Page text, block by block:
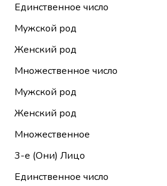
Единственное число
Мужской род
Женский род
Множественное число
Мужской род
Женский род
Множественное
3-е (Они) Лицо
Единственное число